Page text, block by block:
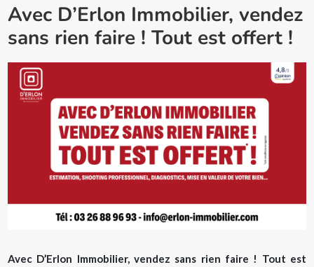
Avec D’Erlon Immobilier, vendez
sans rien faire ! Tout est offert !
Avec D’Erlon Immobilier, vendez sans rien faire ! Tout est